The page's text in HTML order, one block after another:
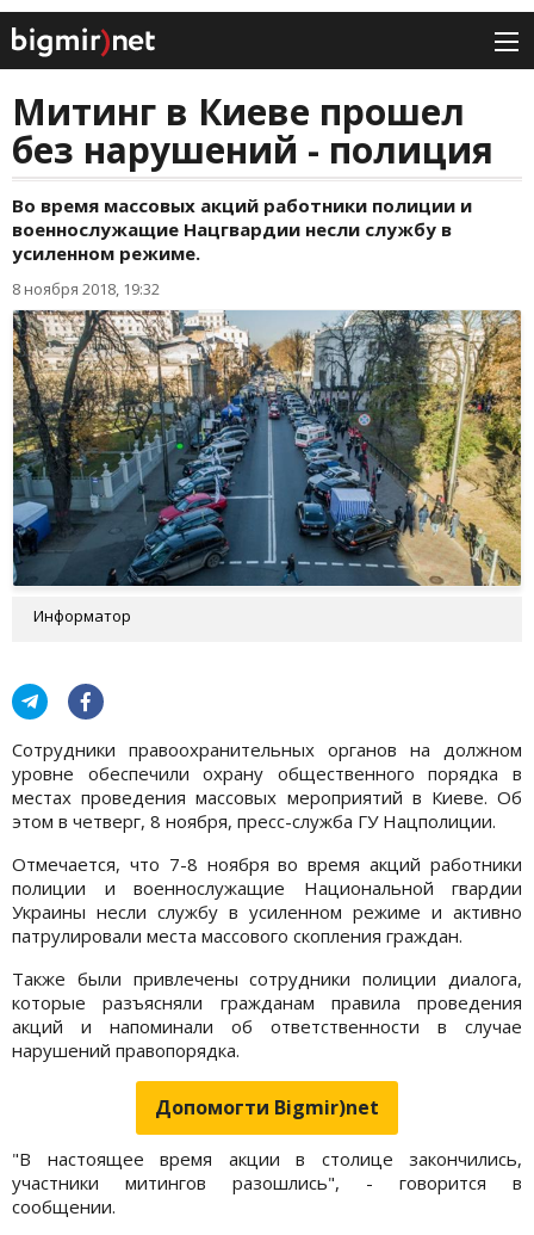
Митинг в Киеве прошел
без нарушений - полиция
Во время массовых акций работники полиции и
военнослужащие Нацгвардии несли службу в
усиленном режиме.
8 ноября 2018, 19:32
Информатор
Сотрудники правоохранительных органов на должном
уровне обеспечили охрану общественного порядка в
местах проведения массовых мероприятий в Киеве. Об
этом в четверг, 8 ноября, пресс-служба ГУ Нацполиции.
Отмечается, что 7-8 ноября во время акций работники
полиции и военнослужащие Национальной гвардии
Украины несли службу в усиленном режиме и активно
патрулировали места массового скопления граждан.
Также были привлечены сотрудники полиции диалога,
которые разъясняли гражданам правила проведения
акций и напоминали об ответственности в случае
нарушений правопорядка.
Допомогти Bigmir)net
"В настоящее время акции в столице закончились,
участники митингов разошлись", - говорится в
сообщении.